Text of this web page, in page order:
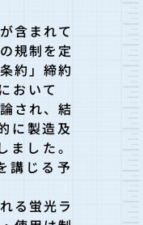
含まれて
規制を 定
約」締約
おいて
され、結
に製造及
した。
講じる予
る蛍光ラ